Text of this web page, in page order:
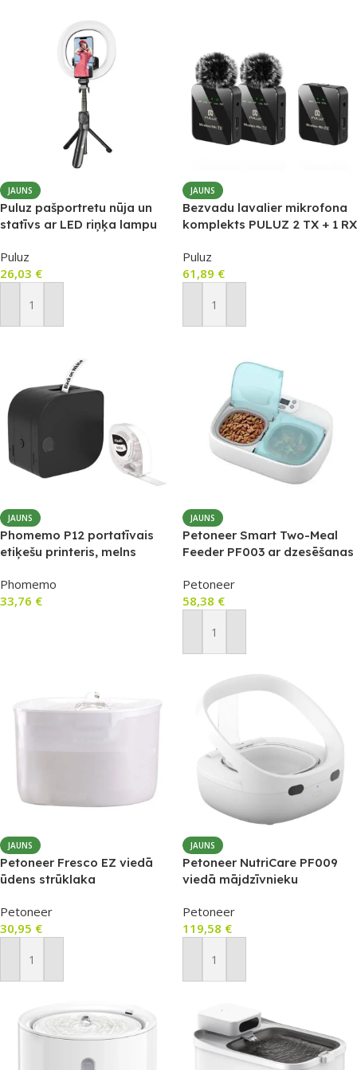
JAUNS
Puluz pašportretu nūja un
statīvs ar LED riņķa lampu
Puluz
26,03 €
Pievienot Grozam
JAUNS
Bezvadu lavalier mikrofona
komplekts PULUZ 2 TX + 1 RX
Puluz
61,89 €
Pievienot Grozam
JAUNS
Phomemo P12 portatīvais
etiķešu printeris, melns
Phomemo
33,76 €
JAUNS
Petoneer Smart Two-Meal
Feeder PF003 ar dzesēšanas
Petoneer
58,38 €
Pievienot Grozam
JAUNS
Petoneer Fresco EZ viedā
ūdens strūklaka
Petoneer
30,95 €
Pievienot Grozam
JAUNS
Petoneer NutriCare PF009
viedā mājdzīvnieku
Petoneer
119,58 €
Pievienot Grozam